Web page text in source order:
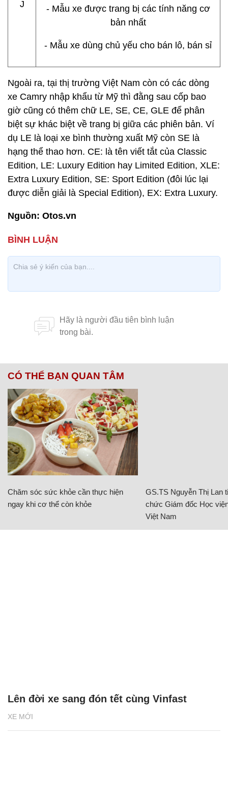
J
- Mẫu xe được trang bị các tính năng cơ
bản nhất
- Mẫu xe dùng chủ yếu cho bán lô, bán sỉ
Ngoài ra, tại thị trường Việt Nam còn có các dòng
xe Camry nhập khẩu từ Mỹ thì đằng sau cốp bao
giờ cũng có thêm chữ LE, SE, CE, GLE để phân
biệt sự khác biệt về trang bị giữa các phiên bản. Ví
dụ LE là loại xe bình thường xuất Mỹ còn SE là
hạng thể thao hơn. CE: là tên viết tắt của Classic
Edition, LE: Luxury Edition hay Limited Edition, XLE:
Extra Luxury Edition, SE: Sport Edition (đôi lúc lại
được diễn giải là Special Edition), EX: Extra Luxury.
Nguồn: Otos.vn
CÓ THỂ BẠN QUAN TÂM
Chăm sóc sức khỏe cần thực hiện
ngay khi cơ thể còn khỏe
GS.TS Nguyễn Thị Lan
chức Giám đốc Học
Việt Nam
XE MỚI
Lên đời xe sang đón tết cùng Vinfast